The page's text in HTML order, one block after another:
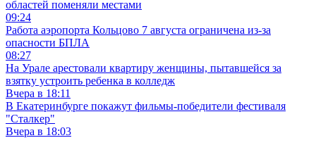
областей поменяли местами
09:24
Работа аэропорта Кольцово 7 августа ограничена из-за
опасности БПЛА
08:27
На Урале арестовали квартиру женщины, пытавшейся за
взятку устроить ребенка в колледж
Вчера в 18:11
В Екатеринбурге покажут фильмы-победители фестиваля
"Сталкер"
Вчера в 18:03